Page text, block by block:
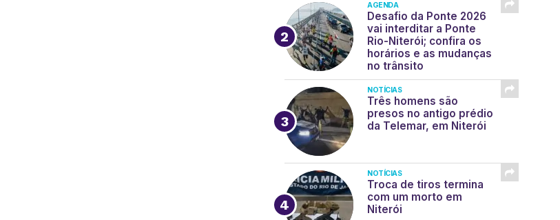
AGENDA
Desafio da Ponte 2026
vai interditar a Ponte
Rio-Niterói; confira os
horários e as mudanças
no trânsito
NOTÍCIAS
Três homens são
presos no antigo prédio
da Telemar, em Niterói
NOTÍCIAS
Troca de tiros termina
com um morto em
Niterói